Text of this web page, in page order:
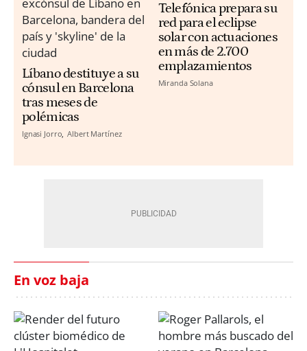
Líbano destituye a su
cónsul en Barcelona
tras meses de
polémicas
Ignasi Jorro Albert Martínez
Telefónica prepara su
red para el eclipse
solar con actuaciones
en más de 2.700
emplazamientos
Miranda Solana
En voz baja